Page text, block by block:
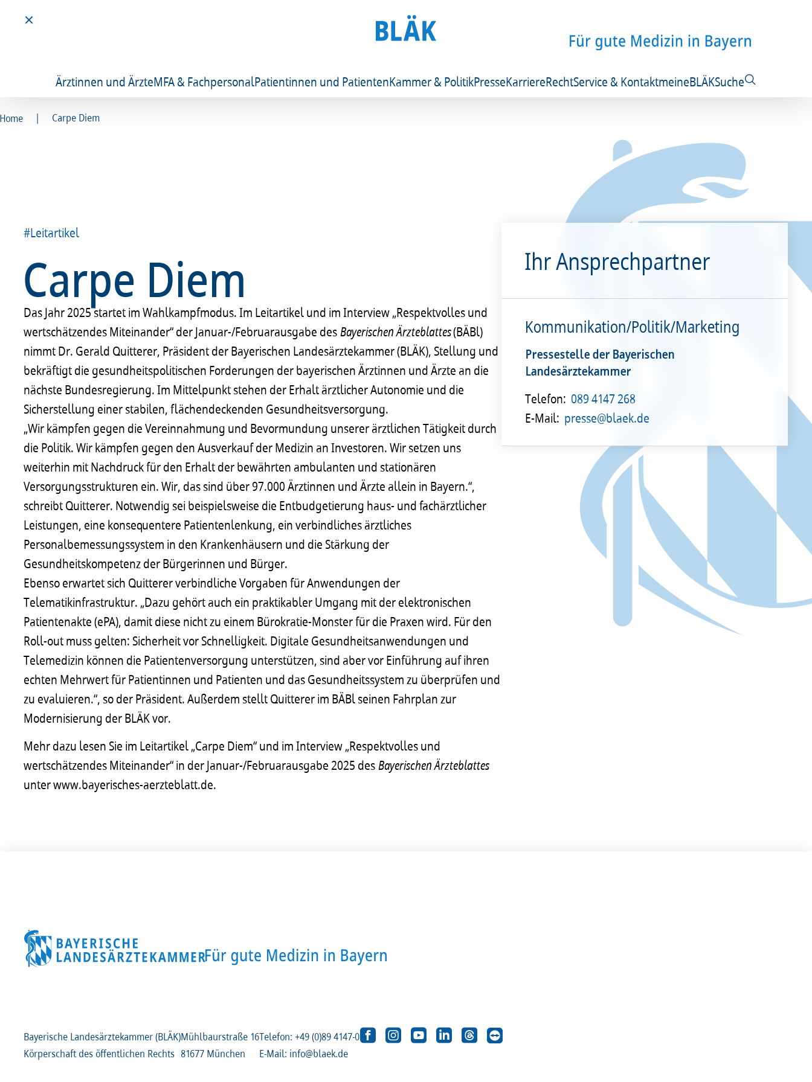
Ärztinnen und ÄrzteMFA & FachpersonalPatientinnen und PatientenKammer & PolitikPresseKarriereRechtService & KontaktmeineBLÄKSuche
Home | Carpe Diem
#Leitartikel
Carpe Diem
Das Jahr 2025 startet im Wahlkampfmodus. Im Leitartikel und im Interview „Respektvolles und
wertschätzendes Miteinander“ der Januar-/Februarausgabe desBayerischen Ärzteblattes(BÄBl)
nimmt Dr. Gerald Quitterer, Präsident der Bayerischen Landesärztekammer (BLÄK), Stellung und
bekräftigt die gesundheitspolitischen Forderungen der bayerischen Ärztinnen und Ärzte an die
nächste Bundesregierung. Im Mittelpunkt stehen der Erhalt ärztlicher Autonomie und die
Sicherstellung einer stabilen, flächendeckenden Gesundheitsversorgung.
„Wir kämpfen gegen die Vereinnahmung und Bevormundung unserer ärztlichen Tätigkeit durch
die Politik. Wir kämpfen gegen den Ausverkauf der Medizin an Investoren. Wir setzen uns
weiterhin mit Nachdruck für den Erhalt der bewährten ambulanten und stationären
Versorgungsstrukturen ein. Wir, das sind über 97.000 Ärztinnen und Ärzte allein in Bayern.“,
schreibt Quitterer. Notwendig sei beispielsweise die Entbudgetierung haus- und fachärztlicher
Leistungen, eine konsequentere Patientenlenkung, ein verbindliches ärztliches
Personalbemessungssystem in den Krankenhäusern und die Stärkung der
Gesundheitskompetenz der Bürgerinnen und Bürger.
Ebenso erwartet sich Quitterer verbindliche Vorgaben für Anwendungen der
Telematikinfrastruktur. „Dazu gehört auch ein praktikabler Umgang mit der elektronischen
Patientenakte (ePA), damit diese nicht zu einem Bürokratie-Monster für die Praxen wird. Für den
Roll-out muss gelten: Sicherheit vor Schnelligkeit. Digitale Gesundheitsanwendungen und
Telemedizin können die Patientenversorgung unterstützen, sind aber vor Einführung auf ihren
echten Mehrwert für Patientinnen und Patienten und das Gesundheitssystem zu überprüfen und
zu evaluieren.“, so der Präsident. Außerdem stellt Quitterer im BÄBl seinen Fahrplan zur
Modernisierung der BLÄK vor.
Mehr dazu lesen Sie im Leitartikel „Carpe Diem“ und im Interview „Respektvolles und
wertschätzendes Miteinander“ in der Januar-/Februarausgabe 2025 desBayerischen Ärzteblattes
unter www.bayerisches-aerzteblatt.de.
Ihr Ansprechpartner
Kommunikation/Politik/Marketing
Pressestelle der Bayerischen
Landesärztekammer
Telefon: 089 4147 268
E-Mail: presse@blaek.de
Bayerische Landesärztekammer (BLÄK)
Körperschaft des öffentlichen Rechts
Mühlbaurstraße 16
81677 München
Telefon: +49 (0)89 4147-0
E-Mail: info@blaek.de